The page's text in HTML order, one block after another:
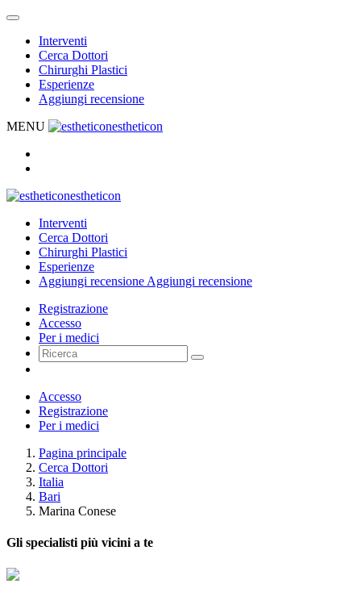
Interventi
Cerca Dottori
Chirurghi Plastici
Esperienze
Aggiungi recensione
MENU
estheticon
estheticon
Interventi
Cerca Dottori
Chirurghi Plastici
Esperienze
Aggiungi recensione Aggiungi recensione
Registrazione
Accesso
Per i medici
Accesso
Registrazione
Per i medici
Pagina principale
Cerca Dottori
Italia
Bari
Marina Conese
Gli specialisti più vicini a te